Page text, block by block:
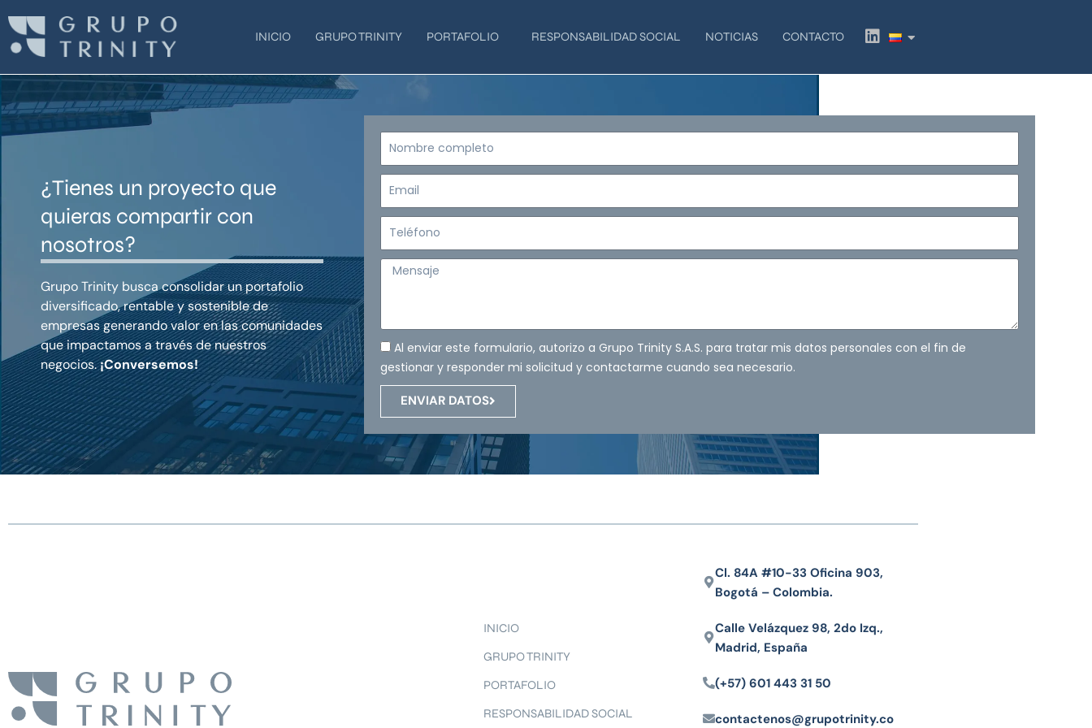
contenido
INICIO GRUPO TRINITY PORTAFOLIO RESPONSABILIDAD SOCIAL NOTICIAS CONTACTO
L
i
k
¿Tienes un proyecto que
quieras compartir con
nosotros?
Grupo Trinity busca consolidar un portafolio
diversificado, rentable y sostenible de
empresas generando valor en las comunidades
que impactamos a través de nuestros
negocios.¡Conversemos!
Nombre
Email
Teléfono
Mensaje
Al enviar este formulario, autorizo a Grupo Trinity S.A.S. para tratar mis datos personales con el fin de
gestionar y responder mi solicitud y contactarme cuando sea necesario.
ENVIAR DATOS
INICIO
GRUPO TRINITY
PORTAFOLIO
RESPONSABILIDAD SOCIAL
Cl. 84A #10-33 Oficina 903,
Bogotá – Colombia.
Calle Velázquez 98, 2do Izq.,
Madrid, España
(+57) 601 443 31 50
contactenos@grupotrinity.co